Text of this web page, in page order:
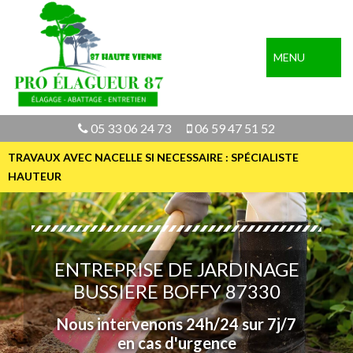
MENU
05 33 06 24 73 06 59 47 51 52
TRAVAUX AVEC NACELLE SI NECESSAIRE : SPÉCIALISTE
HAUTEUR
ENTREPRISE DE JARDINAGE
BUSSIERE BOFFY 87330
Nous intervenons 24h/24 sur 7j/7
en cas d'urgence